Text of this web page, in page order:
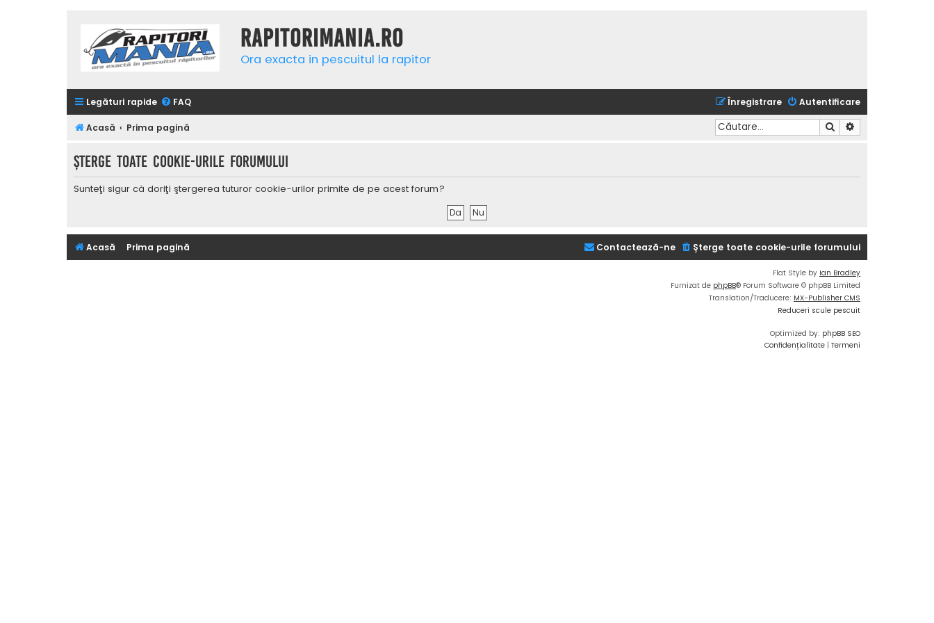
Rapitorimania.ro
Ora exacta in pescuitul la rapitor
Legături rapide FAQ Autentificare
Înregistrare
Acasă Prima pagină Căutare
Şterge toate cookie-urile forumului
Sunteţi sigur că doriţi ştergerea tuturor cookie-urilor primite de pe acest forum?
Acasă Prima pagină Şterge toate cookie-urile forumului
Contactează-ne
Flat Style by Ian Bradley
Furnizat de phpBB® Forum Software © phpBB Limited
Translation/Traducere: MX-Publisher CMS
Reduceri scule pescuit
Optimized by: phpBB SEO
Confidențialitate | Termeni